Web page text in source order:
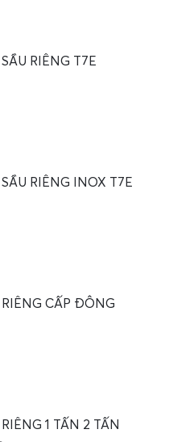
phẩm
va đập khi đặt khay
dài
giúp nhà vườn, chủ vựa
với nhu cầu sử dụng thực
200kg
(inox 304)
RIÊNG T7E
RIÊNG INOX T7E
CẤP ĐÔNG
1 TẤN 2 TẤN